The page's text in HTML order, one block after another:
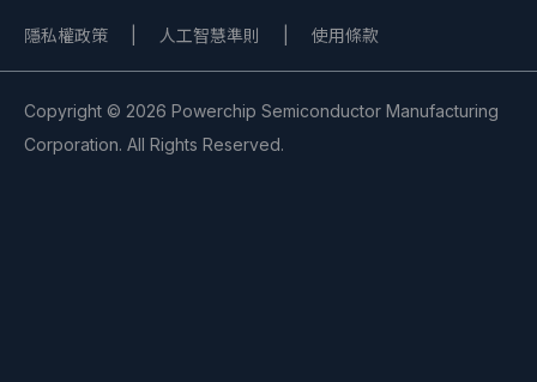
隱私權政策 人工智慧準則 使用條款
Copyright © 2026 Powerchip Semiconductor Manufacturing
Corporation. All Rights Reserved.